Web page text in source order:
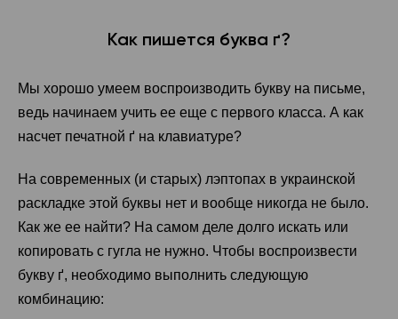
Как пишется буква ґ?
Мы хорошо умеем воспроизводить букву на письме,
ведь начинаем учить ее еще с первого класса. А как
насчет печатной ґ на клавиатуре?
На современных (и старых) лэптопах в украинской
раскладке этой буквы нет и вообще никогда не было.
Как же ее найти? На самом деле долго искать или
копировать с гугла не нужно. Чтобы воспроизвести
букву ґ, необходимо выполнить следующую
комбинацию: